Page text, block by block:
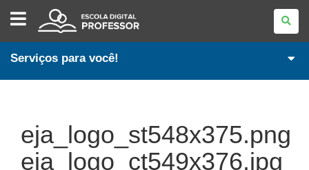
ESCOLA
DIGITAL
-
PROFESSOR
Serviços para você!
eja_logo_st548x375.png
eja_logo_ct549x376.jpg